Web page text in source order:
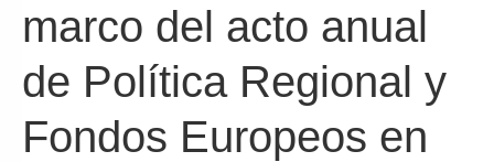
marco del acto anual
de Política Regional y
Fondos Europeos en